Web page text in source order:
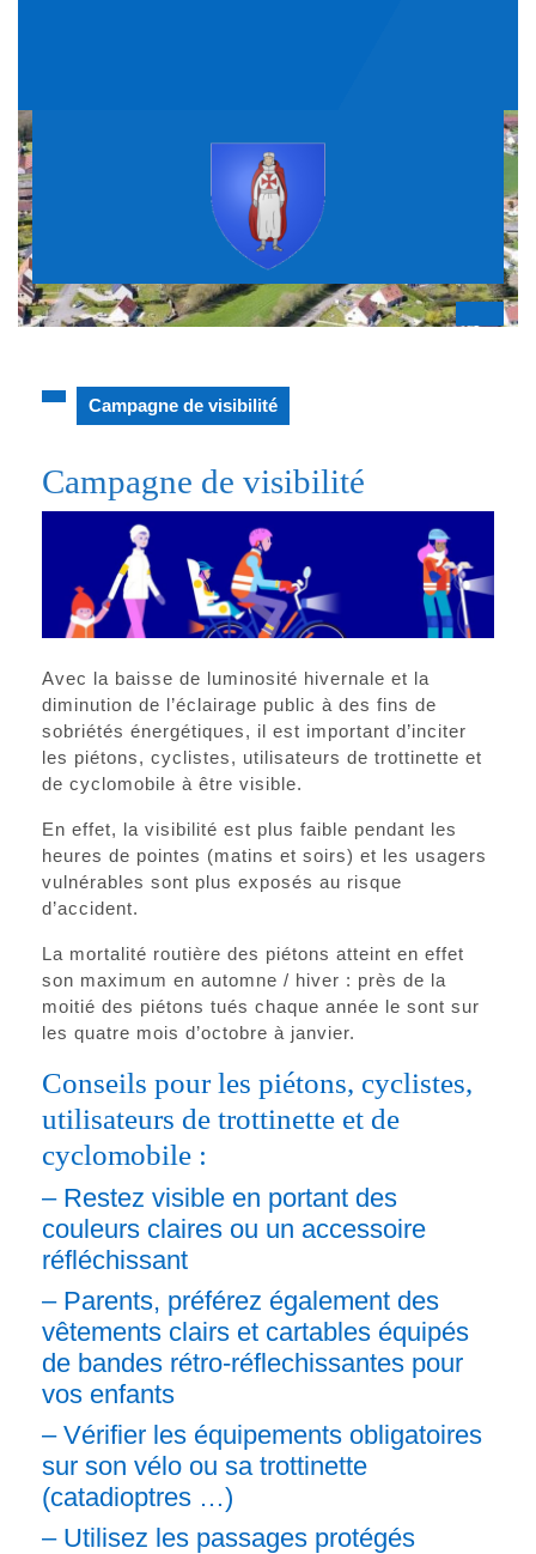
content
Campagne de visibilité
Campagne de visibilité
Avec la baisse de luminosité hivernale et la
diminution de l’éclairage public à des fins de
sobriétés énergétiques, il est important d’inciter
les piétons, cyclistes, utilisateurs de trottinette et
de cyclomobile à être visible.
En effet, la visibilité est plus faible pendant les
heures de pointes (matins et soirs) et les usagers
vulnérables sont plus exposés au risque
d’accident.
La mortalité routière des piétons atteint en effet
son maximum en automne / hiver : près de la
moitié des piétons tués chaque année le sont sur
les quatre mois d’octobre à janvier.
Conseils pour les piétons, cyclistes,
utilisateurs de trottinette et de
cyclomobile :
– Restez visible en portant des
couleurs claires ou un accessoire
réfléchissant
– Parents, préférez également des
vêtements clairs et cartables équipés
de bandes rétro-réflechissantes pour
vos enfants
– Vérifier les équipements obligatoires
sur son vélo ou sa trottinette
(catadioptres …)
– Utilisez les passages protégés